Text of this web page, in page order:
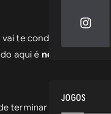
vai te conduzir por todos
aqui é necessário
terminar a campanha
JOGOS